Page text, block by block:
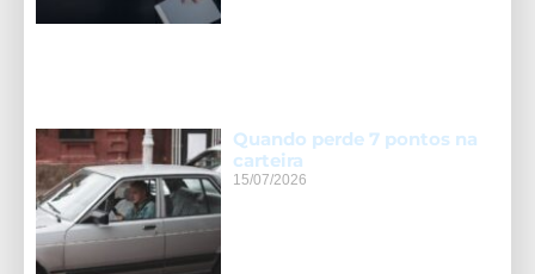
Quando perde 7 pontos na
carteira
15/07/2026